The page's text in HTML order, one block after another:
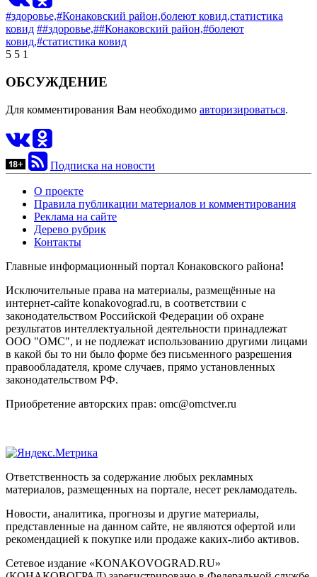
#здоровье,#Конаковский район,болеют ковид,статистика
ковид ##здоровье,##Конаковский район,#болеют
ковид,#статистика ковид
5 5 1
ОБСУЖДЕНИЕ
Для комментирования Вам необходимо авторизироваться.
Подписка на новости
О проекте
Правила публикации материалов и комментирования
Реклама на сайте
Дерево рубрик
Контакты
Главные информационный портал Конаковского района!
Исключительные права на материалы, размещённые на
интернет-сайте konakovograd.ru, в соответствии с
законодательством Российской Федерации об охране
результатов интеллектуальной деятельности принадлежат
ООО "ОМС", и не подлежат использованию другими лицами
в какой бы то ни было форме без письменного разрешения
правообладателя, кроме случаев, прямо установленных
законодательством РФ.
Приобретение авторских прав: omc@omctver.ru
Ответственность за содержание любых рекламных
материалов, размещенных на портале, несет рекламодатель.
Новости, аналитика, прогнозы и другие материалы,
представленные на данном сайте, не являются офертой или
рекомендацией к покупке или продаже каких-либо активов.
Сетевое издание «KONAKOVOGRAD.RU»